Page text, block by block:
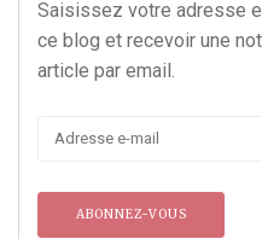
Saisissez votre adresse
ce blog et recevoir une
article par email.
Adresse
mail